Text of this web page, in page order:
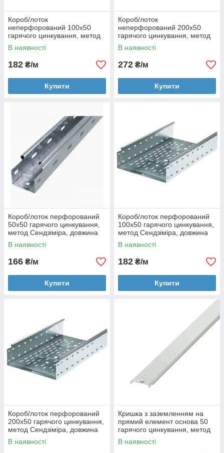
Короб/лоток
неперфорований 100х50
гарячого цинкування, метод
Сендзіміра, довжина 3000 мм
В наявності
182 ₴/м
Купити
Короб/лоток
неперфорований 200х50
гарячого цинкування, метод
Сендзіміра, довжина 3000 мм
В наявності
272 ₴/м
Купити
Короб/лоток перфорований
50х50 гарячого цинкування,
метод Сендзіміра, довжина
3000 мм
В наявності
166 ₴/м
Купити
Короб/лоток перфорований
100х50 гарячого цинкування,
метод Сендзіміра, довжина
3000 мм
В наявності
182 ₴/м
Купити
Короб/лоток перфорований
200х50 гарячого цинкування,
метод Сендзіміра, довжина
3000 мм
В наявності
Кришка з заземленням на
прямий елемент основа 50
гарячого цинкування, метод
Сендзіміра, довжина 3000 мм
В наявності